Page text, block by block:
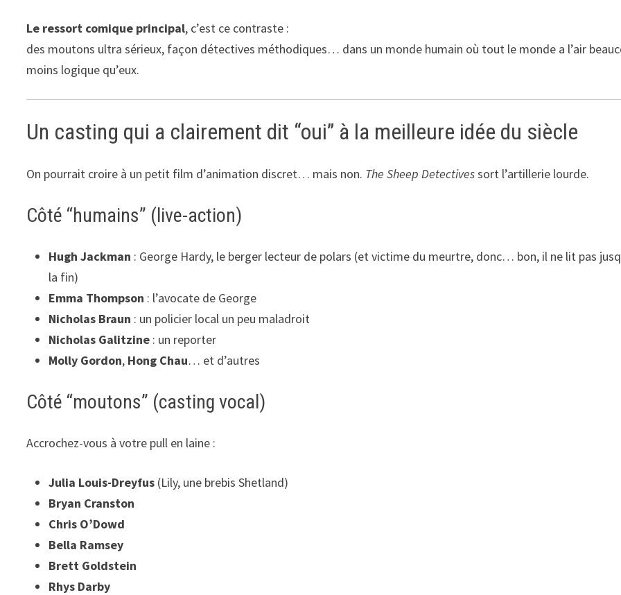
Le ressort comique principal, c’est ce contraste :
des moutons ultra sérieux, façon détectives méthodiques… dans un monde humain où tout le monde a l’air
moins logique qu’eux.
Un casting qui a clairement dit “oui” à la meilleure idée du siècle
On pourrait croire à un petit film d’animation discret… mais non. The Sheep Detectivessort l’artillerie lourde.
Côté “humains” (live-action)
Hugh Jackman : George Hardy, le berger lecteur de polars (et victime du meurtre, donc… bon, il ne lit pas
la fin)
Emma Thompson : l’avocate de George
Nicholas Braun : un policier local un peu maladroit
Nicholas Galitzine : un reporter
Molly Gordon, Hong Chau… et d’autres
Côté “moutons” (casting vocal)
Accrochez-vous à votre pull en laine :
Julia Louis-Dreyfus (Lily, une brebis Shetland)
Bryan Cranston
Chris O’Dowd
Bella Ramsey
Brett Goldstein
Rhys Darby